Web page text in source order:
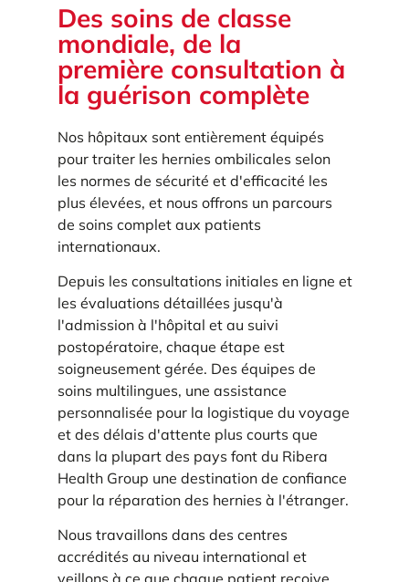
Des soins de classe
mondiale, de la
première consultation à
la guérison complète
Nos hôpitaux sont entièrement équipés
pour traiter les hernies ombilicales selon
les normes de sécurité et d'efficacité les
plus élevées, et nous offrons un parcours
de soins complet aux patients
internationaux.
Depuis les consultations initiales en ligne et
les évaluations détaillées jusqu'à
l'admission à l'hôpital et au suivi
postopératoire, chaque étape est
soigneusement gérée. Des équipes de
soins multilingues, une assistance
personnalisée pour la logistique du voyage
et des délais d'attente plus courts que
dans la plupart des pays font du Ribera
Health Group une destination de confiance
pour la réparation des hernies à l'étranger.
Nous travaillons dans des centres
accrédités au niveau international et